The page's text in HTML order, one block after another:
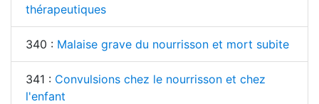
thérapeutiques
340 : Malaise grave du nourrisson et mort subite
341 : Convulsions chez le nourrisson et chez
l'enfant